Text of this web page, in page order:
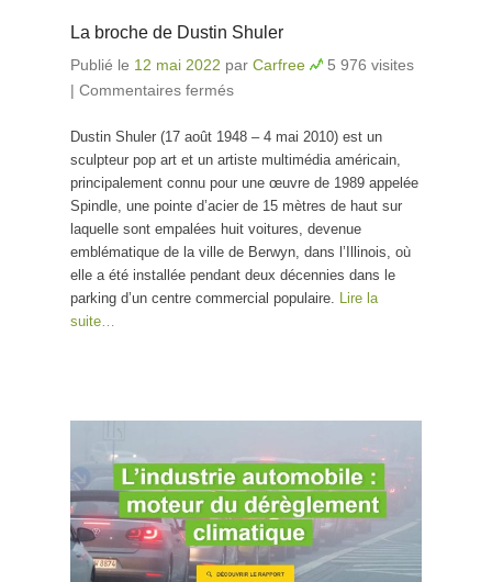
La broche de Dustin Shuler
Publié le 12 mai 2022 par Carfree
5 976 visites
| Commentaires fermés
Dustin Shuler (17 août 1948 – 4 mai 2010) est un
sculpteur pop art et un artiste multimédia américain,
principalement connu pour une œuvre de 1989 appelée
Spindle, une pointe d’acier de 15 mètres de haut sur
laquelle sont empalées huit voitures, devenue
emblématique de la ville de Berwyn, dans l’Illinois, où
elle a été installée pendant deux décennies dans le
parking d’un centre commercial populaire. Lire la
suite…